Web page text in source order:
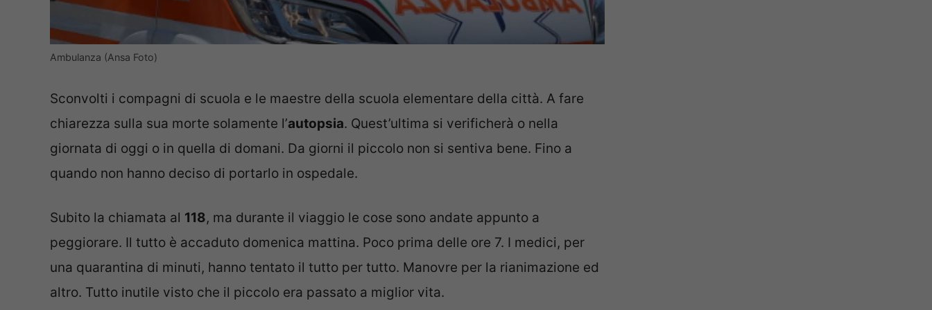
Ambulanza (Ansa Foto)
Sconvolti i compagni di scuola e le maestre della scuola elementare della città. A fare
chiarezza sulla sua morte solamente l’autopsia. Quest’ultima si verificherà o nella
giornata di oggi o in quella di domani. Da giorni il piccolo non si sentiva bene. Fino a
quando non hanno deciso di portarlo in ospedale.
Subito la chiamata al 118, ma durante il viaggio le cose sono andate appunto a
peggiorare. Il tutto è accaduto domenica mattina. Poco prima delle ore 7. I medici, per
una quarantina di minuti, hanno tentato il tutto per tutto. Manovre per la rianimazione ed
altro. Tutto inutile visto che il piccolo era passato a miglior vita.